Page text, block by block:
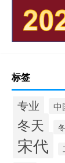
标签
专业 中
冬天
宋代